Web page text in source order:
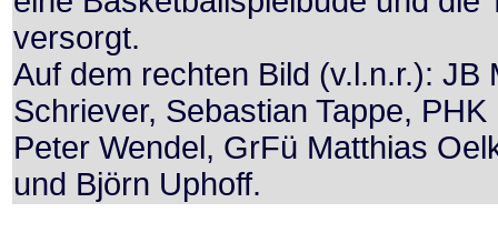
versorgt.
Auf dem rechten Bild (v.l.n.r.):
Schriever, Sebastian Tappe,
Peter Wendel, GrFü Matthias
und Björn Uphoff.